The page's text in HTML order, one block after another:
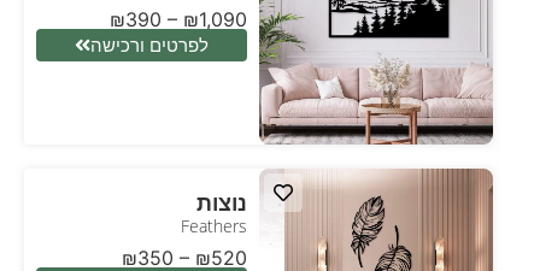
₪390 – ₪1,090
לפרטים ורכישה
נוצות
Feathers
₪350 – ₪520